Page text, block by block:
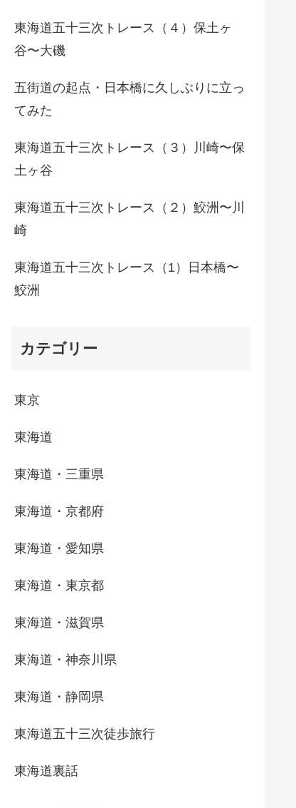
東海道五十三次トレース（４）保土ヶ
谷〜大磯
五街道の起点・日本橋に久しぶりに立っ
てみた
東海道五十三次トレース（３）川崎〜保
土ヶ谷
東海道五十三次トレース（２）鮫洲〜川
崎
東海道五十三次トレース（1）日本橋〜
鮫洲
カテゴリー
東京
東海道
東海道・三重県
東海道・京都府
東海道・愛知県
東海道・東京都
東海道・滋賀県
東海道・神奈川県
東海道・静岡県
東海道五十三次徒歩旅行
東海道裏話